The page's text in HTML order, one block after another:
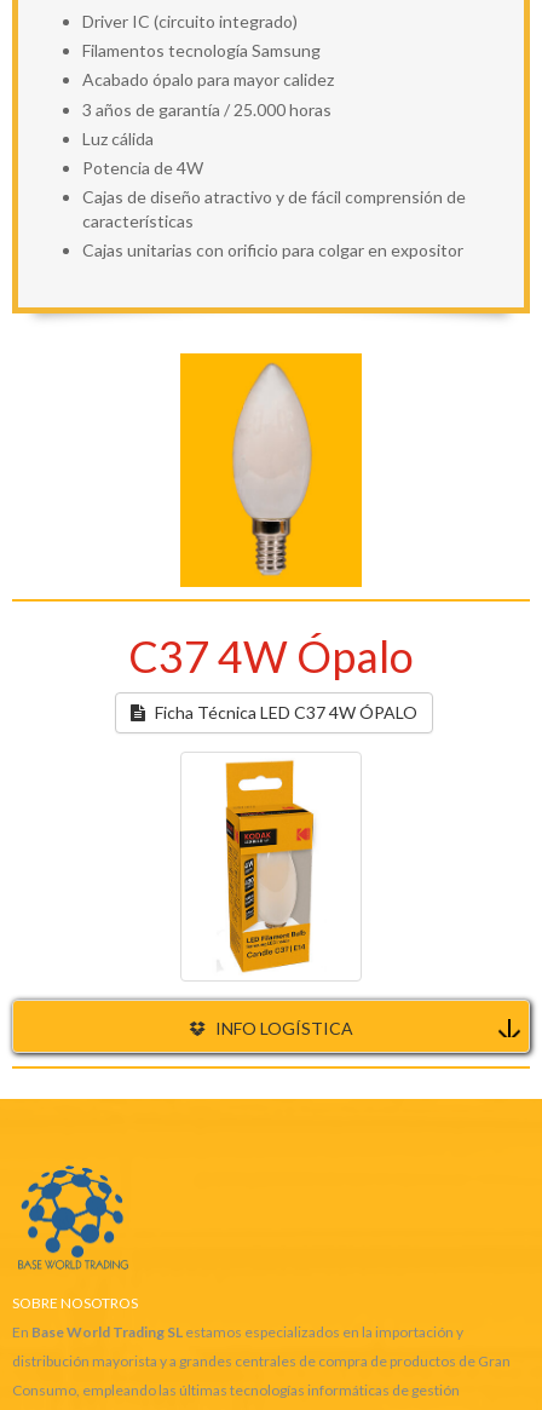
Driver IC (circuito integrado)
Filamentos tecnología Samsung
Acabado ópalo para mayor calidez
3 años de garantía / 25.000 horas
Luz cálida
Potencia de 4W
Cajas de diseño atractivo y de fácil comprensión de
características
Cajas unitarias con orificio para colgar en expositor
C37 4W Ópalo
Ficha Técnica LED C37 4W ÓPALO
INFO LOGÍSTICA
SOBRE NOSOTROS
En Base World Trading SL estamos especializados en la importación y
distribución mayorista y a grandes centrales de compra de productos de Gran
Consumo, empleando las últimas tecnologías informáticas de gestión